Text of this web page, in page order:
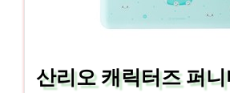
산리오 캐릭터즈 퍼